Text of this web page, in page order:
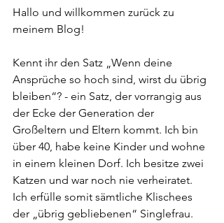
Hallo und willkommen zurück zu
meinem Blog!
Kennt ihr den Satz „Wenn deine
Ansprüche so hoch sind, wirst du übrig
bleiben“? - ein Satz, der vorrangig aus
der Ecke der Generation der
Großeltern und Eltern kommt. Ich bin
über 40, habe keine Kinder und wohne
in einem kleinen Dorf. Ich besitze zwei
Katzen und war noch nie verheiratet.
Ich erfülle somit sämtliche Klischees
der „übrig gebliebenen“ Singlefrau.